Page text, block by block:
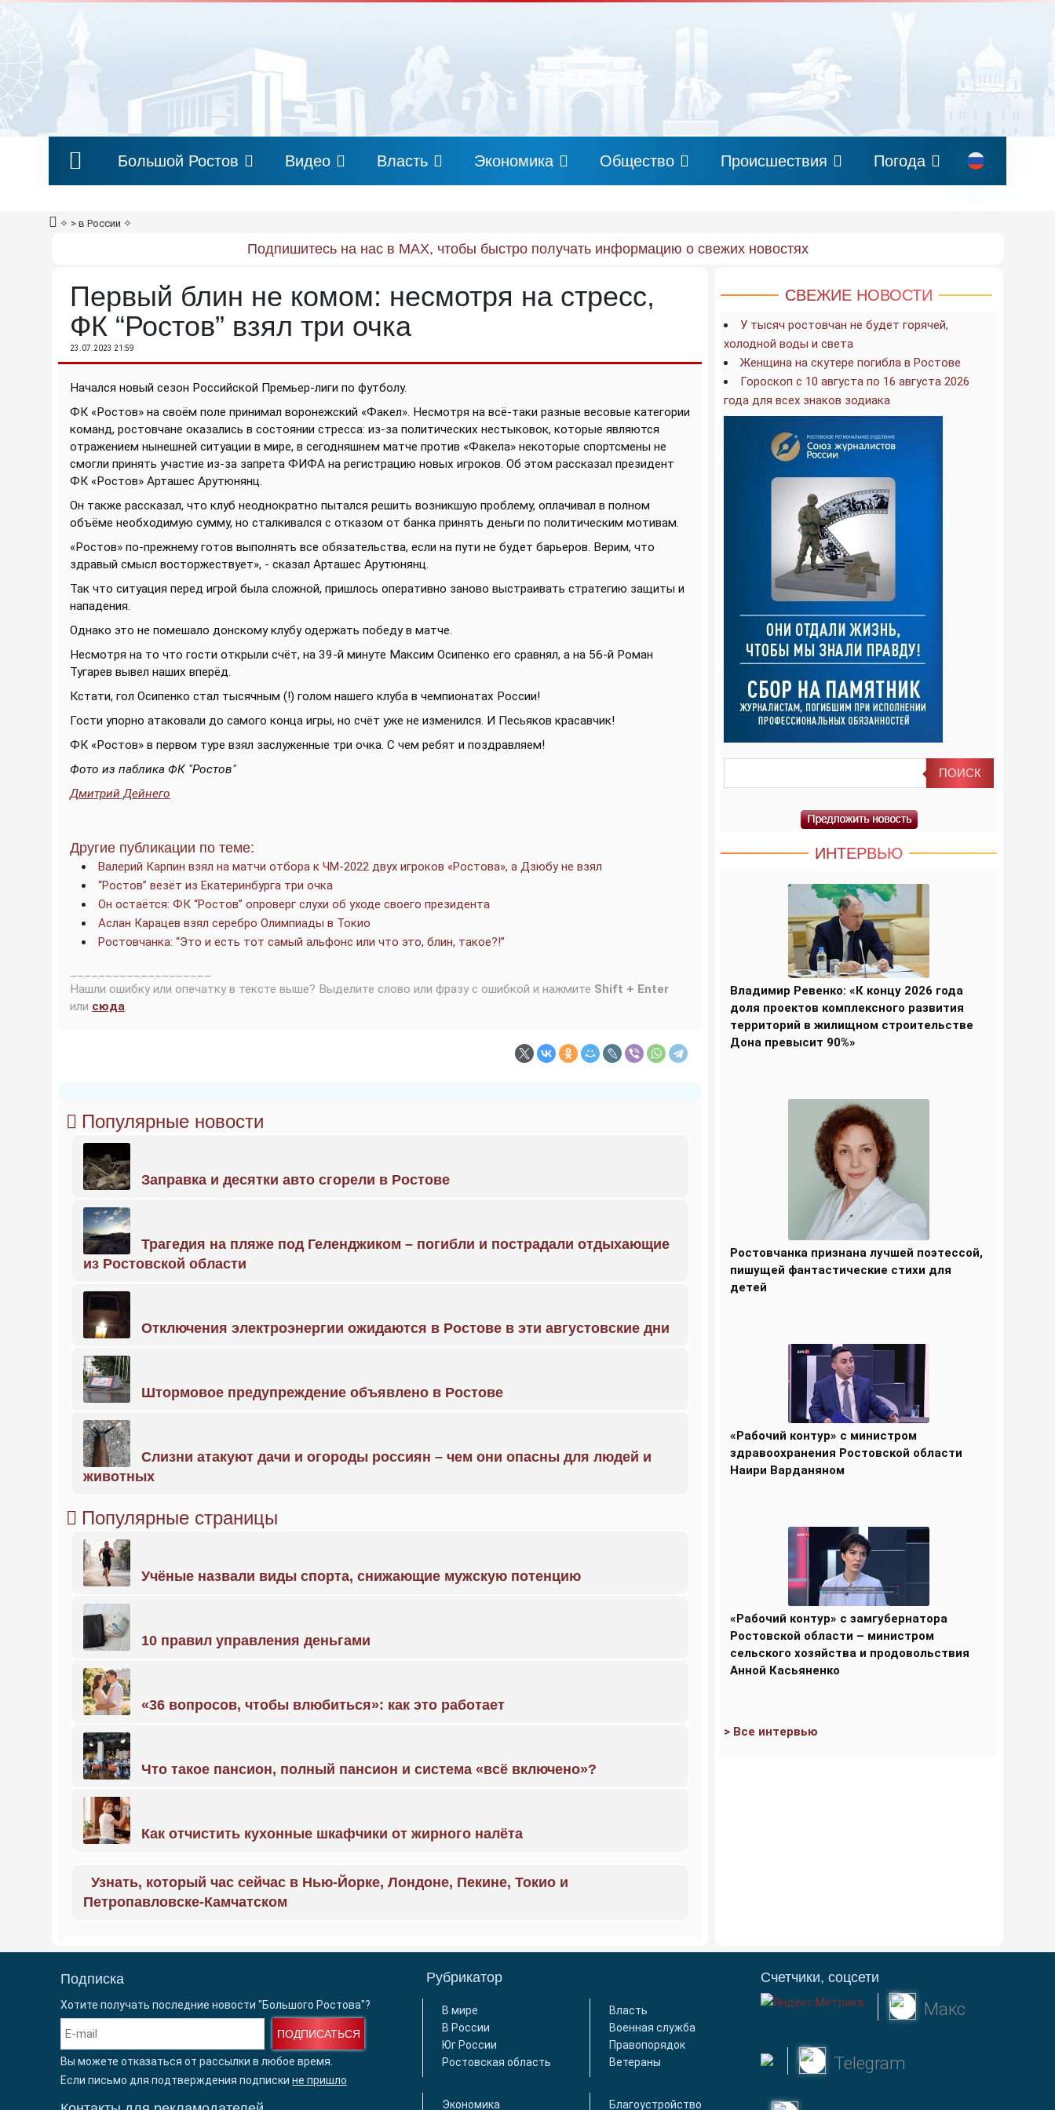
Большой Ростов Видео Власть Экономика Общество Происшествия Погода
✧ > в России ✧
Подпишитесь на нас в MAX, чтобы быстро получать информацию о свежих новостях
Первый блин не комом: несмотря на стресс,
ФК “Ростов” взял три очка
23.07.2023 21:59
Начался новый сезон Российской Премьер-лиги по футболу.
ФК «Ростов» на своём поле принимал воронежский «Факел». Несмотря на всё-таки разные весовые категории
команд, ростовчане оказались в состоянии стресса: из-за политических нестыковок, которые являются
отражением нынешней ситуации в мире, в сегодняшнем матче против «Факела» некоторые спортсмены не
смогли принять участие из-за запрета ФИФА на регистрацию новых игроков. Об этом рассказал президент
ФК «Ростов» Арташес Арутюнянц.
Он также рассказал, что клуб неоднократно пытался решить возникшую проблему, оплачивал в полном
объёме необходимую сумму, но сталкивался с отказом от банка принять деньги по политическим мотивам.
«Ростов» по-прежнему готов выполнять все обязательства, если на пути не будет барьеров. Верим, что
здравый смысл восторжествует», - сказал Арташес Арутюнянц.
Так что ситуация перед игрой была сложной, пришлось оперативно заново выстраивать стратегию защиты и
нападения.
Однако это не помешало донскому клубу одержать победу в матче.
Несмотря на то что гости открыли счёт, на 39-й минуте Максим Осипенко его сравнял, а на 56-й Роман
Тугарев вывел наших вперёд.
Кстати, гол Осипенко стал тысячным (!) голом нашего клуба в чемпионатах России!
Гости упорно атаковали до самого конца игры, но счёт уже не изменился. И Песьяков красавчик!
ФК «Ростов» в первом туре взял заслуженные три очка. С чем ребят и поздравляем!
Фото из паблика ФК "Ростов"
Дмитрий Дейнего
Другие публикации по теме:
Валерий Карпин взял на матчи отбора к ЧМ-2022 двух игроков «Ростова», а Дзюбу не взял
“Ростов” везёт из Екатеринбурга три очка
Он остаётся: ФК “Ростов” опроверг слухи об уходе своего президента
Аслан Карацев взял серебро Олимпиады в Токио
Ростовчанка: “Это и есть тот самый альфонс или что это, блин, такое?!”
Нашли ошибку или опечатку в тексте выше? Выделите слово или фразу с ошибкой и нажмите Shift + Enter
или сюда.
Популярные новости
Заправка и десятки авто сгорели в Ростове
Трагедия на пляже под Геленджиком – погибли и пострадали отдыхающие
из Ростовской области
Отключения электроэнергии ожидаются в Ростове в эти августовские дни
Штормовое предупреждение объявлено в Ростове
Слизни атакуют дачи и огороды россиян – чем они опасны для людей и
животных
Популярные страницы
Учёные назвали виды спорта, снижающие мужскую потенцию
10 правил управления деньгами
«36 вопросов, чтобы влюбиться»: как это работает
Что такое пансион, полный пансион и система «всё включено»?
Как отчистить кухонные шкафчики от жирного налёта
Узнать, который час сейчас в Нью-Йорке, Лондоне, Пекине, Токио и
Петропавловске-Камчатском
СВЕЖИЕ НОВОСТИ
У тысяч ростовчан не будет горячей,
холодной воды и света
Женщина на скутере погибла в Ростове
Гороскоп с 10 августа по 16 августа 2026
года для всех знаков зодиака
ИНТЕРВЬЮ
Владимир Ревенко: «К концу 2026 года
доля проектов комплексного развития
территорий в жилищном строительстве
Дона превысит 90%»
Ростовчанка признана лучшей поэтессой,
пишущей фантастические стихи для
детей
«Рабочий контур» с министром
здравоохранения Ростовской области
Наири Варданяном
«Рабочий контур» с замгубернатора
Ростовской области – министром
сельского хозяйства и продовольствия
Анной Касьяненко
> Все интервью
Подписка
Хотите получать последние новости "Большого Ростова"?
ПОДПИСАТЬСЯ
Вы можете отказаться от рассылки в любое время.
Если письмо для подтверждения подписки не пришло
Рубрикатор
В мире
В России
Юг России
Ростовская область
Власть
Военная служба
Правопорядок
Ветераны
Экономика Благоустройство
Счетчики, соцсети
Макс
Telegram